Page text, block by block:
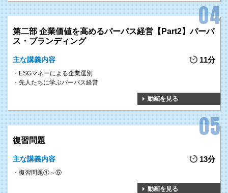
パーパス経営の過去・現在・未来に関する理解が 全組織へ広がる ことで、社
会から選ばれる組織づくりを行うことができます。
2
過去の実践知の宝庫から
現在に活かすヒントを得る
現代のSDGsやパーパス経営と通底する社会課題の解決に挑み、成功した先
駆者たちの実践知の宝庫から現在に活かすヒントをみつけることができま
す。
3
パーパス・トランス
フォーメーションの実現
第二部 企業価値を高めるパーパス経営【Part2】パーパ
ス・ブランディング
主な講義内容 11分
ESGマネーによる企業選別
先人たちに学ぶパーパス経営
動画を見る
復習問題
主な講義内容 13分
復習問題①～⑤
動画を見る